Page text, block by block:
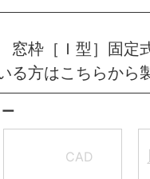
枠［Ｉ型］固定
る方はこちらから
CAD